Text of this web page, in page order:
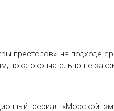
престолов»: на подходе
пока окончательно не
сериал «Морской